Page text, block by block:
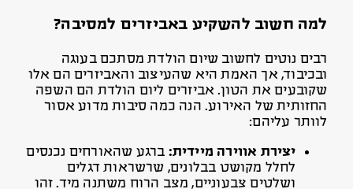
למה חשוב להשקיע באביזרים למסיבה?
רבים נוטים לחשוב שיום הולדת מסתכם בעוגה
ובכיבוד, אך האמת היא שהעיצוב והאביזרים הם אלו
שקובעים את הטון. אביזרים ליום הולדת הם השפה
החזותית של האירוע. הנה כמה סיבות מדוע אסור
לוותר עליהם:
יצירת אווירה מיידית: ברגע שהאורחים נכנסים
לחלל מקושט בבלונים, שרשראות דגלים
ושלטים צבעוניים, מצב הרוח משתנה מיד. זהו